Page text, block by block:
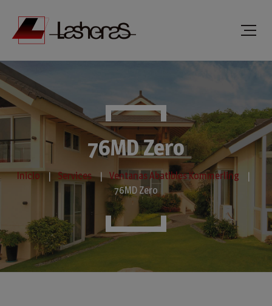
76MD Zero
Inicio Services
Ventanas Abatibles Kommerling
76MD Zero